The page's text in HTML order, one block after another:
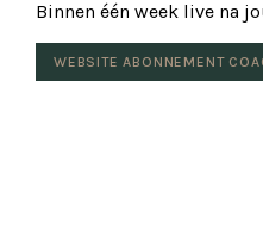
Binnen één week live na
WEBSITE ABONNEMENT